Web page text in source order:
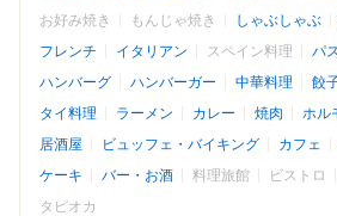
お好み焼き
もんじゃ焼き しゃぶしゃぶ
フレンチ
イタリアン スペイン料理 パ
ハンバーグ
ハンバーガー 中華料理 餃
タイ料理
ラーメン カレー 焼肉 ホル
居酒屋
ビュッフェ・バイキング カフェ
ケーキ
バー・お酒 料理旅館 ビストロ
タピオカ